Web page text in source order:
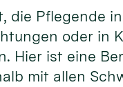
die Pflegende
oder in
Hier ist eine
mit allen